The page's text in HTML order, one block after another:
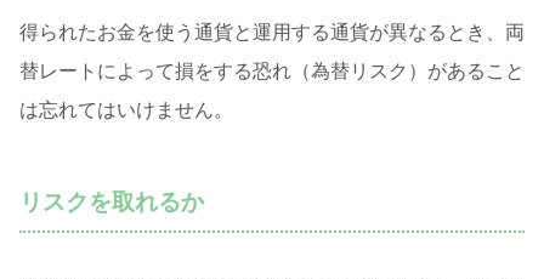
得られたお金を使う通貨と運用する通貨が異なるとき、両
替レートによって損をする恐れ（為替リスク）があること
は忘れてはいけません。
リスクを取れるか